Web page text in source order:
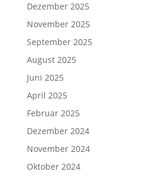
Dezember 2025
November 2025
September 2025
August 2025
Juni 2025
April 2025
Februar 2025
Dezember 2024
November 2024
Oktober 2024